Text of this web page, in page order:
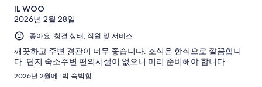
IL WOO
2026년 2월 28일
좋아요: 청결 상태, 직원 및 서비스
깨끗하고 주변 경관이 너무 좋습니다. 조식은 한식으로 깔끔합니
다. 단지 숙소주변 편의시설이 없으니 미리 준비해야 합니다.
2026년 2월에 1박 숙박함